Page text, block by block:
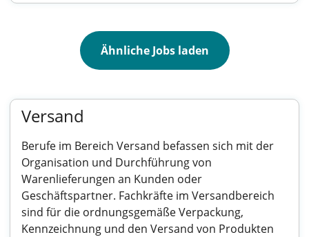
Ähnliche Jobs laden
Versand
Berufe im Bereich Versand befassen sich mit der
Organisation und Durchführung von
Warenlieferungen an Kunden oder
Geschäftspartner. Fachkräfte im Versandbereich
sind für die ordnungsgemäße Verpackung,
Kennzeichnung und den Versand von Produkten